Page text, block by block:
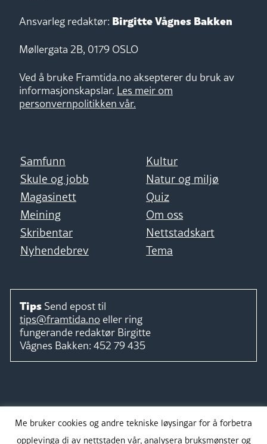
Ansvarleg redaktør: Birgitte Vågnes Bakken
Møllergata 2B, 0179 OSLO
Ved å bruke Framtida.no aksepterer du bruk av
informasjonskapslar. Les meir om
personvernpolitikken vår.
Samfunn
Kultur
Skule og jobb
Natur og miljø
Magasinett
Quiz
Meining
Om oss
Skribentar
Nettstadskart
Nyhendebrev
Tema
Tips Send epost til
tips@framtida.no eller ring
fungerande redaktør Birgitte
Vågnes Bakken: 452 79 435
Me bruker cookies og andre tekniske løysingar for å forbetra
opplevinga di av nettstaden vår, analysera bruksmønster og